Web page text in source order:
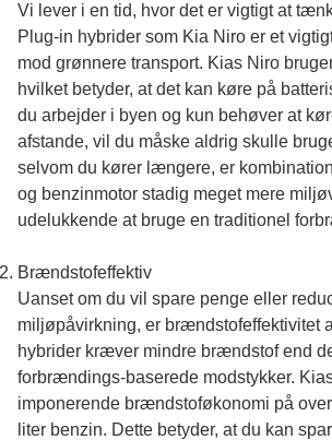
Vi lever i en tid, hvor det er vigtigt at
Plug-in hybrider som Kia Niro er et
mod grønnere transport. Kias Niro
hvilket betyder, at det kan køre på
du arbejder i byen og kun behøver at
afstande, vil du måske aldrig skulle
selvom du kører længere, er
og benzinmotor stadig meget mere
udelukkende at bruge en traditionel
Brændstofeffektiv
Uanset om du vil spare penge eller
miljøpåvirkning, er brændstofeffektivitet
hybrider kræver mindre brændstof end
forbrændings-baserede modstykker.
imponerende brændstoføkonomi på
liter benzin. Dette betyder, at du kan